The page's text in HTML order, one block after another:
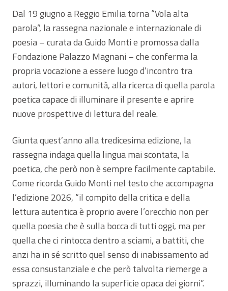
Dal 19 giugno a Reggio Emilia torna “Vola alta
parola”, la rassegna nazionale e internazionale di
poesia – curata da Guido Monti e promossa dalla
Fondazione Palazzo Magnani – che conferma la
propria vocazione a essere luogo d’incontro tra
autori, lettori e comunità, alla ricerca di quella parola
poetica capace di illuminare il presente e aprire
nuove prospettive di lettura del reale.
Giunta quest’anno alla tredicesima edizione, la
rassegna indaga quella lingua mai scontata, la
poetica, che però non è sempre facilmente captabile.
Come ricorda Guido Monti nel testo che accompagna
l’edizione 2026, “il compito della critica e della
lettura autentica è proprio avere l’orecchio non per
quella poesia che è sulla bocca di tutti oggi, ma per
quella che ci rintocca dentro a sciami, a battiti, che
anzi ha in sé scritto quel senso di inabissamento ad
essa consustanziale e che però talvolta riemerge a
sprazzi, illuminando la superficie opaca dei giorni”.